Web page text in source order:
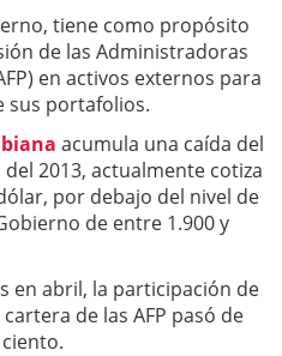
tiene como propósito
de las Administradoras
en activos externos para
sus portafolios.
acumula una caída del
2013, actualmente cotiza
por debajo del nivel de
de entre 1.900 y
en abril, la participación de
de las AFP pasó de